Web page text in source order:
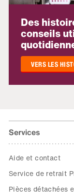
Des
conseils
VERS LES
Services
Aide et contact
Service de retrait
Pièces détachées